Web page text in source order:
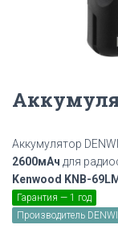
Аккумулятор
2600мАч для
Kenwood KNB-69LM
Гарантия — 1 год
Производитель